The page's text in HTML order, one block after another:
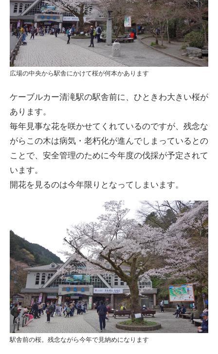
広場の中央から駅舎にかけて桜が何本かあります
ケーブルカー清滝駅の駅舎前に、ひときわ大きい桜が
あります。
毎年見事な花を咲かせてくれているのですが、残念な
がらこの木は病気・老朽化が進んでしまっているとの
ことで、安全管理のために今年度の伐採が予定されて
います。
開花を見るのは今年限りとなってしまいます。
駅舎前の桜。残念ながら今年で見納めになります